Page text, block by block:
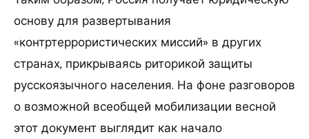
основу для развертывания
«контртеррористических миссий» в других
странах, прикрываясь риторикой защиты
русскоязычного населения. На фоне разговоров
о возможной всеобщей мобилизации весной
этот документ выглядит как начало